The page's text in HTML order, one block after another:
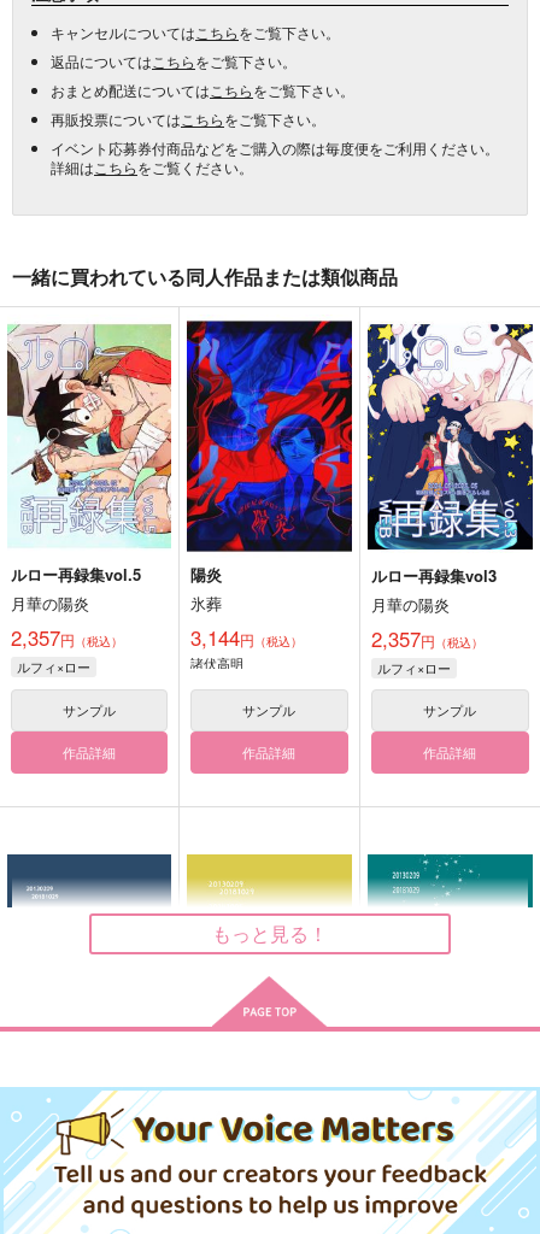
キャンセルについては こちらをご覧下さい。
返品については こちらをご覧下さい。
おまとめ配送については こちらをご覧下さい。
再販投票については こちらをご覧下さい。
イベント応募券付商品などをご購入の際は毎度便をご利用ください。
詳細は こちらをご覧ください。
一緒に買われている同人作品または類似商品
ルロー再録集vol.5
月華の陽炎
2,357円 （税込）
ルフィ×ロー
サンプル
作品詳細
陽炎
氷葬
3,144円 （税込）
諸伏高明
サンプル
作品詳細
ルロー再録集vol3
月華の陽炎
2,357円 （税込）
ルフィ×ロー
サンプル
作品詳細
ファイバークロス
C100（再版）
たほいや
315円（税込）
レプリカ
サンプル
ファイバークロス
C103（再版）
たほいや
レプリカ
ファイバークロス
C108
たほいや
315 （税込）
レプリカ
サンプル
もっと見る！